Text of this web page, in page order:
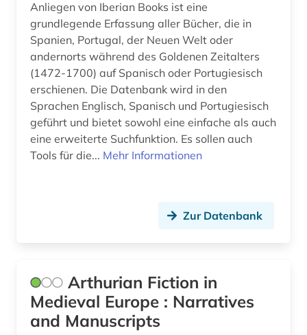
Anliegen von Iberian Books ist eine
grundlegende Erfassung aller Bücher, die in
Spanien, Portugal, der Neuen Welt oder
andernorts während des Goldenen Zeitalters
(1472-1700) auf Spanisch oder Portugiesisch
erschienen. Die Datenbank wird in den
Sprachen Englisch, Spanisch und Portugiesisch
geführt und bietet sowohl eine einfache als auch
eine erweiterte Suchfunktion. Es sollen auch
Tools für die... Mehr Informationen
Zur Datenbank
Arthurian Fiction in
Medieval Europe : Narratives
and Manuscripts